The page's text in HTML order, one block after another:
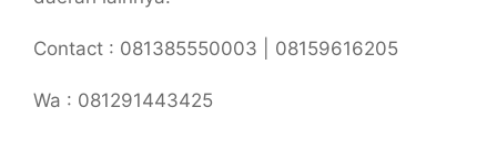
Contact : 081385550003 | 08159616205
Wa : 081291443425